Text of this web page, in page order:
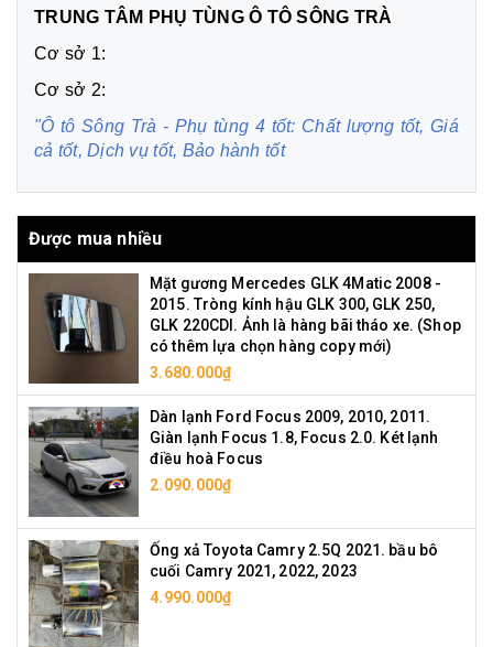
TRUNG TÂM PHỤ TÙNG Ô TÔ SÔNG TRÀ
Cơ sở 1:
Cơ sở 2:
"Ô tô Sông Trà - Phụ tùng 4 tốt: Chất lượng tốt, Giá
cả tốt, Dịch vụ tốt, Bảo hành tốt
Được mua nhiều
Mặt gương Mercedes GLK 4Matic 2008 -
2015. Tròng kính hậu GLK 300, GLK 250,
GLK 220CDI. Ảnh là hàng bãi tháo xe. (Shop
có thêm lựa chọn hàng copy mới)
3.680.000₫
Dàn lạnh Ford Focus 2009, 2010, 2011.
Giàn lạnh Focus 1.8, Focus 2.0. Két lạnh
điều hoà Focus
2.090.000₫
Ống xả Toyota Camry 2.5Q 2021. bầu bô
cuối Camry 2021, 2022, 2023
4.990.000₫